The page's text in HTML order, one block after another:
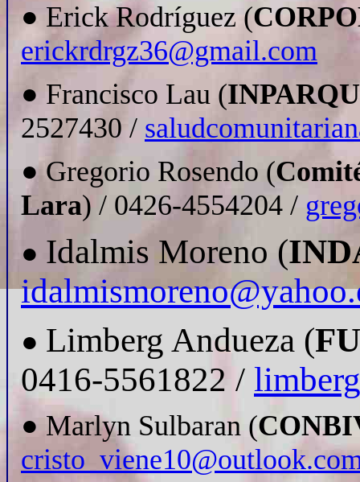
● Erick Rodríguez (
erickrdrgz36@gmail.com
● Francisco Lau (
2527430 /
● Gregorio Rosendo (
Lara) / 0426-4554204 /
● Idalmis Moreno (
● Limberg Andueza (
0416-5561822 /
● Marlyn Sulbaran (